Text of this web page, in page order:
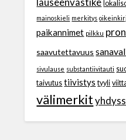
mainoskieli merkitys
paikannimet pilkku
saavutettavuus
sivulause substantiivitauti
taivutus tiivistys tyyli
välimerkit